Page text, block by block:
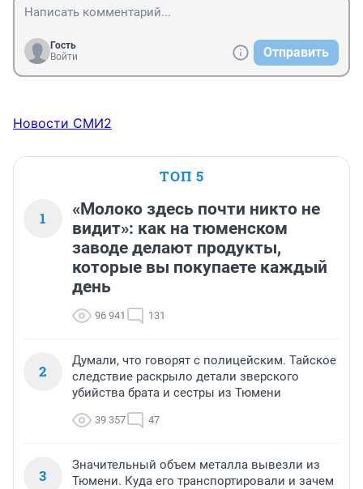
Гость
Войти
Отправить
Новости СМИ2
ТОП 5
1
«Молоко здесь почти никто не
видит»: как на тюменском
заводе делают продукты,
которые вы покупаете каждый
день
96 941 131
2
Думали, что говорят с полицейским. Тайское
следствие раскрыло детали зверского
убийства брата и сестры из Тюмени
39 357 47
3
Значительный объем металла вывезли из
Тюмени. Куда его транспортировали и зачем